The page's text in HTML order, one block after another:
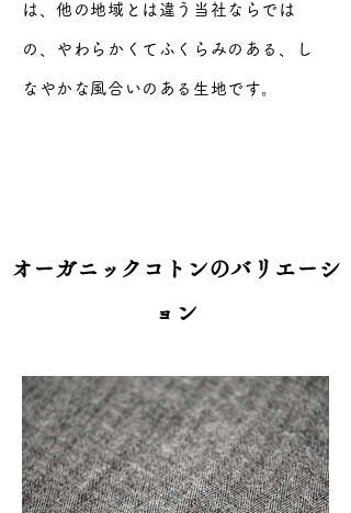
は、他の地域とは違う当社ならでは
の、やわらかくてふくらみのある、し
なやかな風合いのある生地です。
オーガニックコトンのバリエーシ
ョン